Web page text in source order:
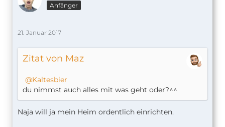
Anfänger
21. Januar 2017
Zitat von Maz
Kaltesbier
du nimmst auch alles mit was geht oder?^^
Naja will ja mein Heim ordentlich einrichten.